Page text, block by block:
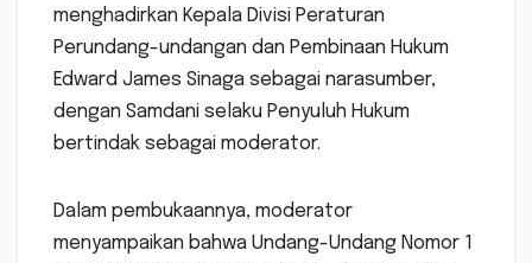
menghadirkan Kepala Divisi Peraturan
Perundang-undangan dan Pembinaan Hukum
Edward James Sinaga sebagai narasumber,
dengan Samdani selaku Penyuluh Hukum
bertindak sebagai moderator.
Dalam pembukaannya, moderator
menyampaikan bahwa Undang-Undang Nomor 1